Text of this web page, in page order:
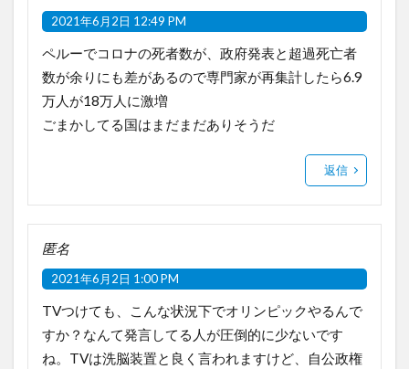
2021年6月2日 12:49 PM
ペルーでコロナの死者数が、政府発表と超過死亡者
数が余りにも差があるので専門家が再集計したら6.9
万人が18万人に激増
ごまかしてる国はまだまだありそうだ
返信
匿名
2021年6月2日 1:00 PM
TVつけても、こんな状況下でオリンピックやるんで
すか？なんて発言してる人が圧倒的に少ないです
ね。TVは洗脳装置と良く言われますけど、自公政権